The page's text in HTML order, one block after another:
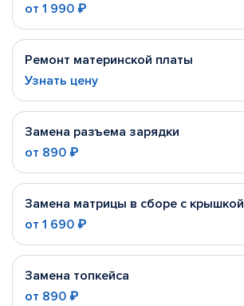
от 1 990 ₽
Ремонт материнской платы
Узнать цену
Замена разъема зарядки
от 890 ₽
Замена матрицы в сборе с крышкой
от 1 690 ₽
Замена топкейса
от 890 ₽